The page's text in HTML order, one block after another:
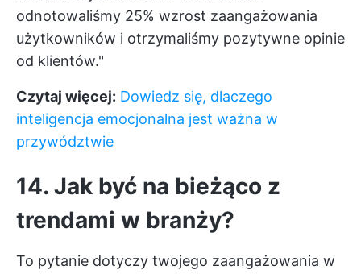
odnotowaliśmy 25% wzrost zaangażowania
użytkowników i otrzymaliśmy pozytywne opinie
od klientów."
Czytaj więcej: Dowiedz się, dlaczego
inteligencja emocjonalna jest ważna w
przywództwie
14. Jak być na bieżąco z
trendami w branży?
To pytanie dotyczy twojego zaangażowania w